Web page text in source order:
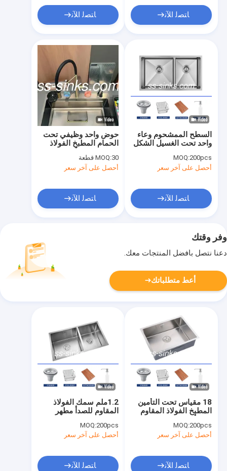
ﺎﺘﺼﻟ ﺍﻶﻧ ﺎﺘﺼﻟ ﺍﻶﻧ
حوض واحد وظيفي تحت
الحمام المطبخ الفولاذ
مع الملحقات
MOQ:30 قطعة
أحصل على آخر سعر
ﺎﺘﺼﻟ ﺍﻶﻧ
السطح الممشحوم وعاء
واحد تحت الغسيل الشكل
MOQ:200pcs
أحصل على آخر سعر
ﺎﺘﺼﻟ ﺍﻶﻧ
وفر وقتك
دعنا نتصل بأفضل المنتجات معك.
أعط متطلباتك
1.2ملم سمك الفولاذ
المقاوم للصدأ مطهر
MOQ:200pcs
أحصل على آخر سعر
ﺎﺘﺼﻟ ﺍﻶﻧ
18 مقياس تحت التأمين
المطبخ الفولاذ المقاوم
والفرشاة النهاية
MOQ:200pcs
أحصل على آخر سعر
ﺎﺘﺼﻟ ﺍﻶﻧ